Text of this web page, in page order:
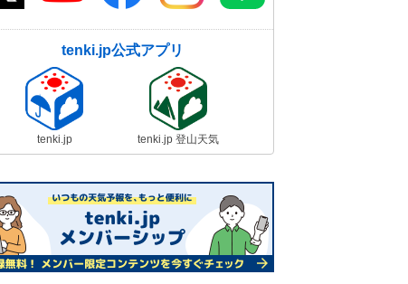
tenki.jp公式アプリ
tenki.jp tenki.jp 登山天気